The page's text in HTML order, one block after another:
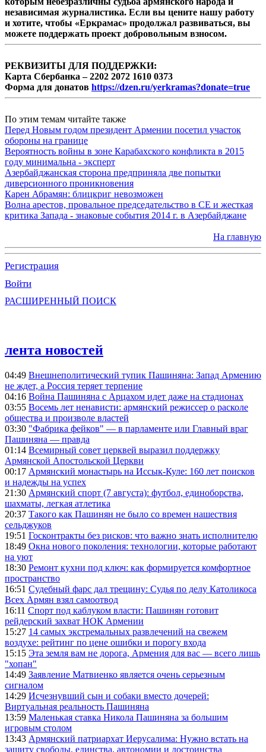
независимая журналистика. Если вы цените нашу работу
и хотите, чтобы «Еркрамас» продолжал развиваться, вы
можете поддержать проект добровольным взносом.
РЕКВИЗИТЫ ДЛЯ ПОДДЕРЖКИ:
Карта Сбербанка – 2202 2072 1610 0373
Форма для донатов https://dzen.ru/yerkramas?donate=true
По этим темам читайте также
Перед Новым годом президент Армении посетил участок
обороны на границе
Вероятность войны в зоне Карабахского конфликта в 2015
году минимальна - эксперт
Азербайджанская сторона предприняла две попытки
диверсионного проникновения
Карен Абрамян: блицкриг невозможен
Волна арестов, провальное председательство в СЕ и жесткая
критика Запада - знаковые события 2014 г. в Азербайджане
На главную
Регистрация
Войти
РАСШИРЕННЫЙ ПОИСК
лента новостей
04:49 Внешнеполитический тупик Пашиняна: Запад Армению
не ждет, а Россия теряет терпение
04:16 Война Пашиняна с Арцахом идет даже на стадионах
03:55 Восемь лет ненависти: армянский режиссер о расколе
общества и произволе властей
03:30 "Фабрика фейков" — в парламенте или Главный враг
Пашиняна — правда
01:14 Всемирный совет церквей выразил поддержку
Армянской Апостольской Церкви
00:17 Армянский монастырь на Иссык-Куле: 160 лет поисков
и надежды на успех
21:30 Армянский спорт (7 августа): футбол, единоборства,
шахматы, легкая атлетика
20:37 Такого как Пашинян не было со времен нашествия
сельджуков
19:51 Госконтракты без рисков: что важно знать исполнителю
18:49 Окна нового поколения: технологии, которые работают
на уют
18:30 Ремонт кухни под ключ: как формируется комфортное
пространство
16:51 Судебный фарс дал трещину: Судья по делу Католикоса
Всех Армян взял самоотвод
16:11 Спорт под каблуком власти: Пашинян готовит
рейдерский захват НОК Армении
15:27 14 самых экстремальных развлечений на свежем
воздухе: рейтинг по цене ошибки и порогу входа
15:15 Эта земля вам не дорога, Армения для вас — всего лишь
"хопан"
14:49 Заявление Матвиенко является очень серьезным
сигналом
14:29 Исчезнувший сын и собаки вместо дочерей:
Виртуальная реальность Пашиняна
13:59 Маленькая ставка Никола Пашиняна за большим
игровым столом
13:43 Армянский патриархат Иерусалима: Нужно встать на
защиту свободы, единства, автономии и достоинства